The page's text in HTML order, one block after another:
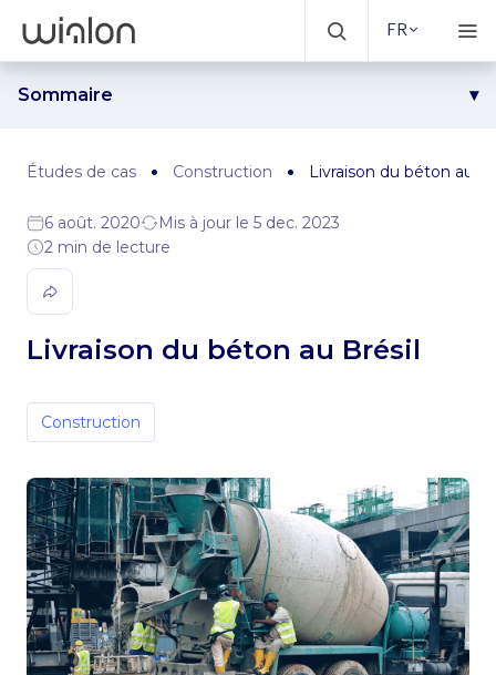
FR
Sommaire
Solution
Études de cas Construction Livraison du béton au
6 août. 2020
Mis à jour le 5 dec. 2023
2 min de lecture
Livraison du béton au Brésil
Construction